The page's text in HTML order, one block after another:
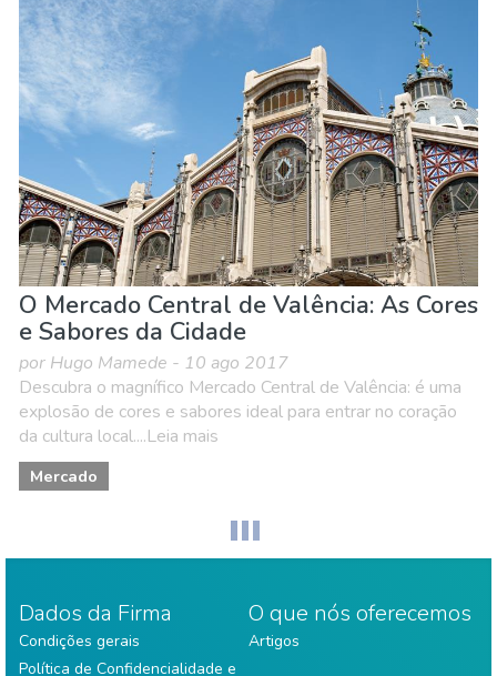
O Mercado Central de Valência: As Cores
e Sabores da Cidade
por Hugo Mamede - 10 ago 2017
Descubra o magnífico Mercado Central de Valência: é uma
explosão de cores e sabores ideal para entrar no coração
da cultura local....Leia mais
Mercado
Dados da Firma
Condições gerais
Política de Confidencialidade e
O que nós oferecemos
Artigos